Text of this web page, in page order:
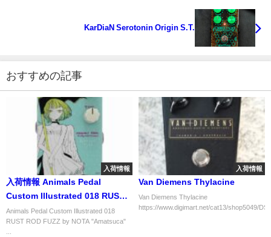
KarDiaN Serotonin Origin S.T.
おすすめの記事
入荷情報
入荷情報 Animals Pedal
Custom Illustrated 018 RUST
ROD FUZZ by NOTA
"Amatsuca"
Animals Pedal Custom Illustrated 018
RUST ROD FUZZ by NOTA "Amatsuca"
入荷情報
Van Diemens Thylacine
Van Diemens Thylacine
https://www.digimart.net/cat13/shop5049/